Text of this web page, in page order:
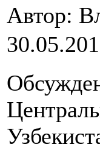
Автор: